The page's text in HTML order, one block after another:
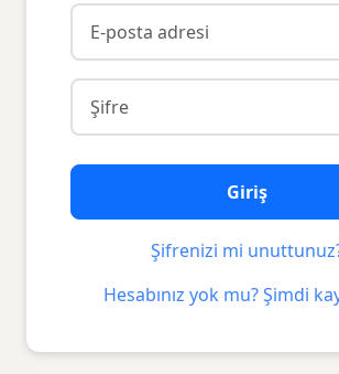
Giriş
Şifrenizi mi
Hesabınız yok mu? Şimdi